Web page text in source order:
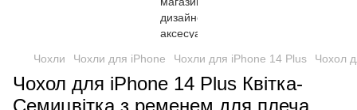
Чохли Чохли для iPhone Чохли для iPhone 14 Plus Чохол
Чохол для iPhone 14 Plus Квітка-
Семицвітка з ременем для плеча